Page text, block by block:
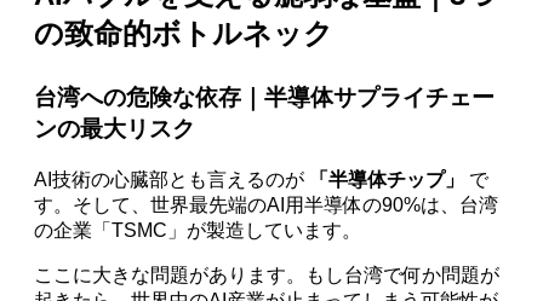
の致命的ボトルネック
台湾への危険な依存｜半導体サプライチェー
ンの最大リスク
AI技術の心臓部とも言えるのが 「半導体チップ」
で
す。そして、世界最先端のAI用半導体の90%は、台湾
の企業「TSMC」が製造しています。
ここに大きな問題があります。もし台湾で何か問題が